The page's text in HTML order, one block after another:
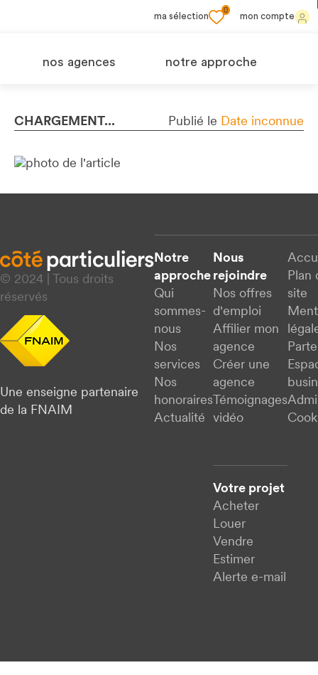
ma sélection
0
mon compte
nos agences notre approche
CHARGEMENT... Publié le Date inconnue
© 2024 | Tous droits
réservés
Une enseigne partenaire
de la FNAIM
Notre
approche
Qui
sommes-
nous
Nos
services
Nos
honoraires
Actualité
Nous
rejoindre
Nos offres
d'emploi
Affilier mon
agence
Créer une
agence
Témoignages
vidéo
Votre projet
Acheter
Louer
Vendre
Estimer
Alerte e-mail
Plan
site